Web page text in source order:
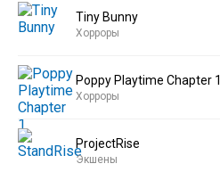
Tiny Bunny
Хорроры
Poppy Playtime Chapter 1
Хорроры
ProjectRise
Экшены